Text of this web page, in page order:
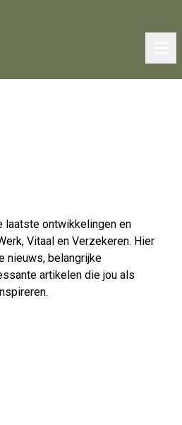
laatste ontwikkelingen en
Vitaal en Verzekeren. Hier
nieuws, belangrijke
artikelen die jou als